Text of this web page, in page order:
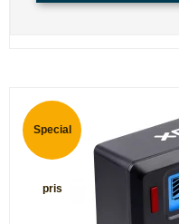
Special
pris